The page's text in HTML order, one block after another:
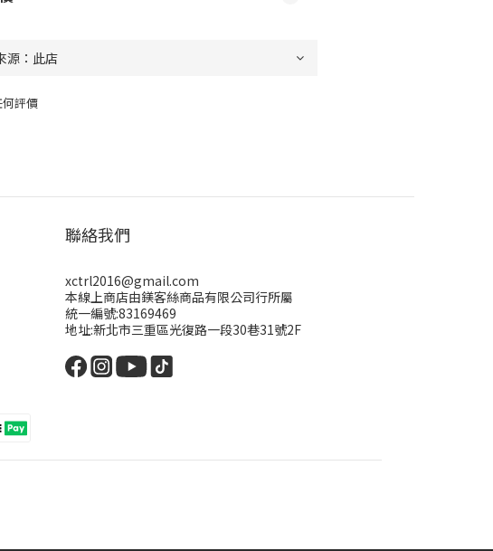
評價
聯絡我們
xctrl2016@gmail.com
本線上商店由鎂客絲商品有限公司行所屬
統一編號:83169469
地址:新北市三重區光復路一段30巷31號2F